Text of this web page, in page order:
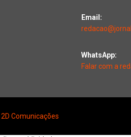
Email:
WhatsApp:
Falar com a
2D Comunicações